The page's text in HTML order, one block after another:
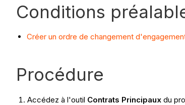
Conditions
Créer un ordre de changement
Procédure
Accédez à l'outil Contrats Principaux du